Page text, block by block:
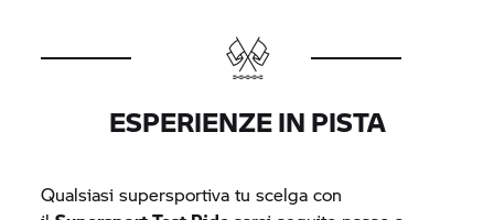
ESPERIENZE IN PISTA
Qualsiasi supersportiva tu scelga con